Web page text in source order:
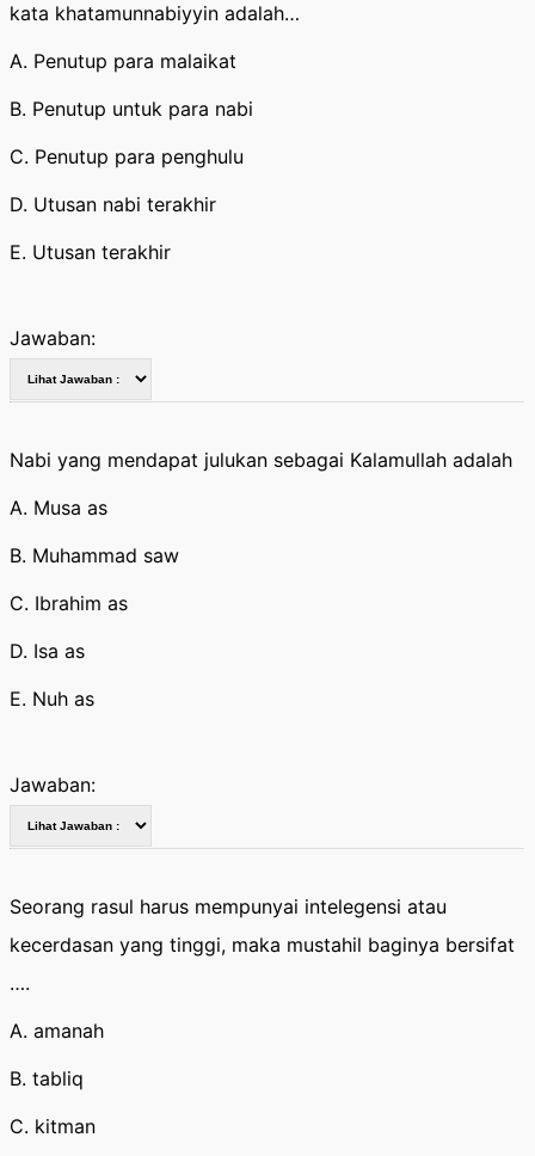
kata khatamunnabiyyin adalah…
A. Penutup para malaikat
B. Penutup untuk para nabi
C. Penutup para penghulu
D. Utusan nabi terakhir
E. Utusan terakhir
Jawaban:
Nabi yang mendapat julukan sebagai Kalamullah adalah
A. Musa as
B. Muhammad saw
C. Ibrahim as
D. Isa as
E. Nuh as
Jawaban:
Seorang rasul harus mempunyai intelegensi atau
kecerdasan yang tinggi, maka mustahil baginya bersifat
….
A. amanah
B. tabliq
C. kitman